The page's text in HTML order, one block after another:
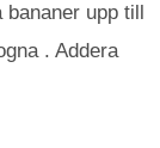
upp till
. Addera